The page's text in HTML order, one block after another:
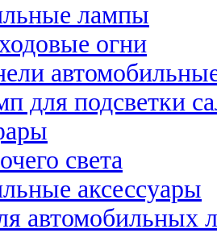
лампы
огни
для подсветки
света
аксессуары
автомобильных